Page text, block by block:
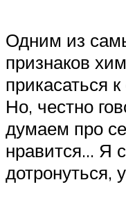
Одним из
признаков
прикасаться
Но, честно
думаем про
нравится… Я
дотронуться,